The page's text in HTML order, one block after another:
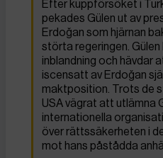
Efter kuppförsöket i
pekades Gülen ut av
Erdoğan som hjärnan
störta regeringen. Gülen
inblandning och hävdar
iscensatt av Erdoğan
maktposition. Trots de
USA vägrat att utlämna
internationella
över rättssäkerheten i
mot hans påstådda